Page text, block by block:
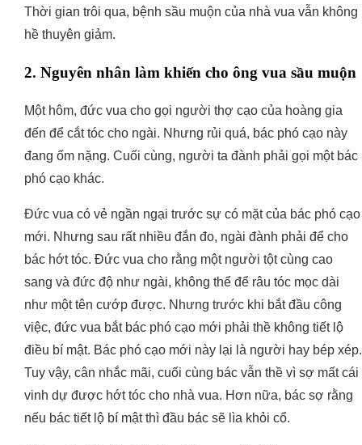
Thời gian trôi qua, bệnh sầu muộn của nhà vua vẫn không
hề thuyên giảm.
2. Nguyên nhân làm khiến cho ông vua sầu muộn
Một hôm, đức vua cho gọi người thợ cạo của hoàng gia
đến để cắt tóc cho ngài. Nhưng rủi quá, bác phó cạo này
đang ốm nặng. Cuối cùng, người ta đành phải gọi một bác
phó cạo khác.
Đức vua có vẻ ngần ngại trước sự có mặt của bác phó cạo
mới. Nhưng sau rất nhiều đắn đo, ngài đành phải để cho
bác hớt tóc. Đức vua cho rằng một người tột cùng cao
sang và đức độ như ngài, không thể để râu tóc mọc dài
như một tên cướp được. Nhưng trước khi bắt đầu công
việc, đức vua bắt bác phó cạo mới phải thề không tiết lộ
điều bí mật. Bác phó cạo mới này lại là người hay bép xép.
Tuy vậy, cân nhắc mãi, cuối cùng bác vẫn thề vì sợ mất cái
vinh dự được hớt tóc cho nhà vua. Hơn nữa, bác sợ rằng
nếu bác tiết lộ bí mật thì đầu bác sẽ lìa khỏi cổ.